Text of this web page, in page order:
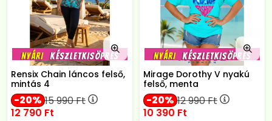
Rensix Chain láncos felső,
mintás 4
20 15 990Ft
12 790 Ft
Mirage Dorothy V nyakú
felső, menta
20 12 990Ft
10 390 Ft